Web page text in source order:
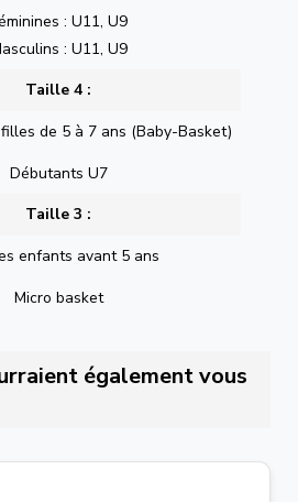
: U11, U9
: U11, U9
Taille 4 :
de 5 à 7 ans (Baby-Basket)
Débutants U7
Taille 3 :
enfants avant 5 ans
Micro basket
également vous